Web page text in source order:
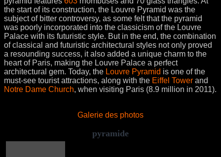
the start of its construction, the Louvre Pyramid was the
subject of bitter controversy, as some felt that the pyramid
was poorly incorporated into the classicism of the Louvre
Palace with its futuristic style. But in the end, the combination
of classical and futuristic architectural styles not only proved
a resounding success, it also added a unique charm to the
heart of Paris, making the Louvre Palace a perfect
architectural gem. Today, the Louvre Pyramid is one of the
must-see tourist attractions, along with the Eiffel Tower and
Notre Dame Church, when visiting Paris (8.9 million in 2011).
Galerie des photos
pyramide